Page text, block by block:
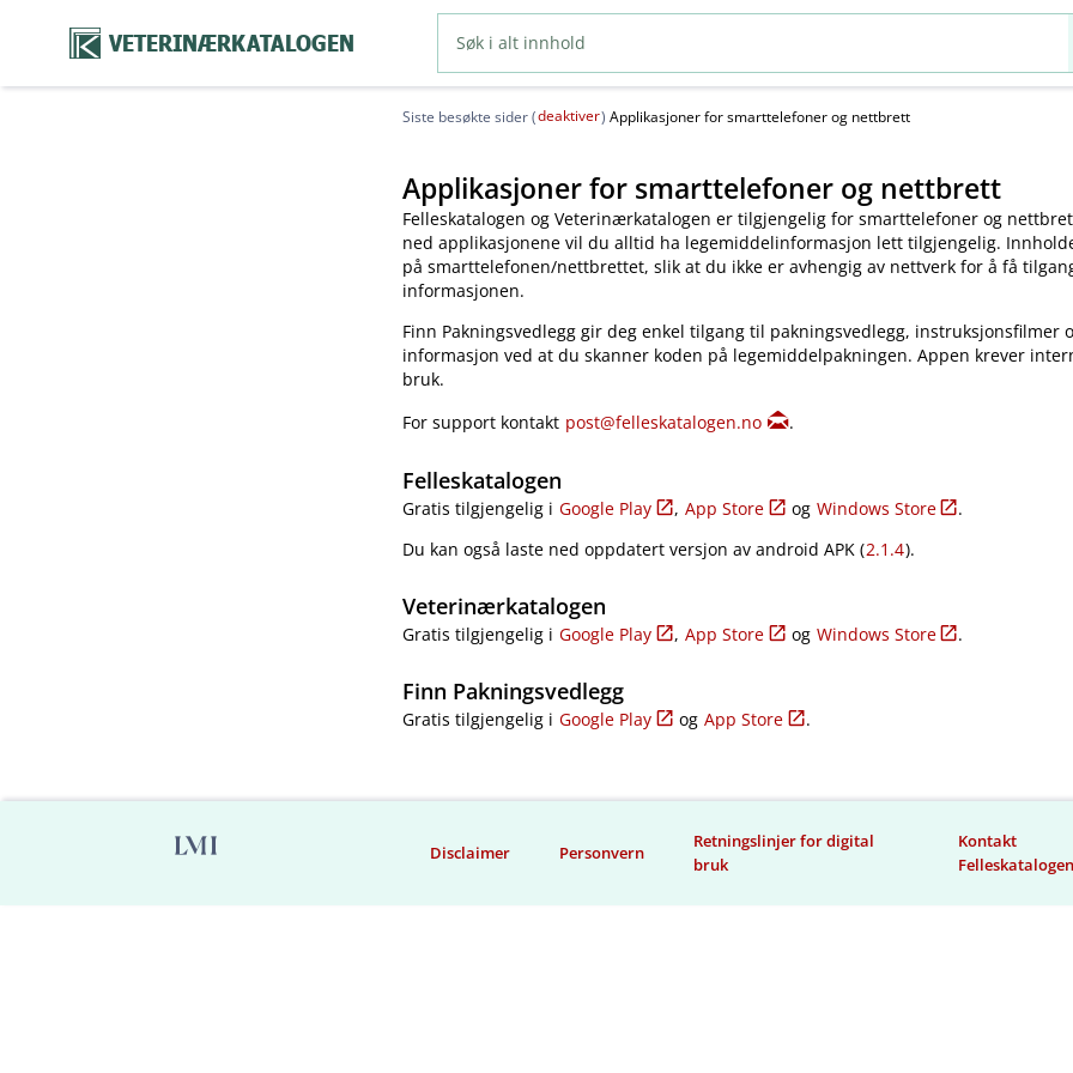
VETERINÆRKATALOGEN
Siste besøkte sider (deaktiver) Applikasjoner for smarttelefoner og nettbrett
Applikasjoner for smarttelefoner og nettbrett
Felleskatalogen og Veterinærkatalogen er tilgjengelig for smarttelefoner og
ned applikasjonene vil du alltid ha legemiddelinformasjon lett tilgjengelig.
på smarttelefonen​/​nettbrettet, slik at du ikke er avhengig av nettverk for å få
informasjonen.
Finn Pakningsvedlegg gir deg enkel tilgang til pakningsvedlegg, instruksjonsfilmer
informasjon ved at du skanner koden på legemiddelpakningen. Appen krever
bruk.
For support kontakt post@felleskatalogen.no .
Felleskatalogen
Gratis tilgjengelig i Google Play , App Store og Windows Store
.
Du kan også laste ned oppdatert versjon av android APK (2.1.4).
Veterinærkatalogen
Gratis tilgjengelig i Google Play , App Store og Windows Store .
Finn Pakningsvedlegg
Gratis tilgjengelig i Google Play og App Store .
Disclaimer Personvern
Retningslinjer for digital
bruk
Kontakt
Felleskatalogen